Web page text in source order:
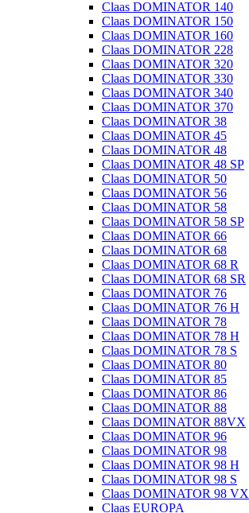
Claas DOMINATOR 140
Claas DOMINATOR 150
Claas DOMINATOR 160
Claas DOMINATOR 228
Claas DOMINATOR 320
Claas DOMINATOR 330
Claas DOMINATOR 340
Claas DOMINATOR 370
Claas DOMINATOR 38
Claas DOMINATOR 45
Claas DOMINATOR 48
Claas DOMINATOR 48 SP
Claas DOMINATOR 50
Claas DOMINATOR 56
Claas DOMINATOR 58
Claas DOMINATOR 58 SP
Claas DOMINATOR 66
Claas DOMINATOR 68
Claas DOMINATOR 68 R
Claas DOMINATOR 68 SR
Claas DOMINATOR 76
Claas DOMINATOR 76 H
Claas DOMINATOR 78
Claas DOMINATOR 78 H
Claas DOMINATOR 78 S
Claas DOMINATOR 80
Claas DOMINATOR 85
Claas DOMINATOR 86
Claas DOMINATOR 88
Claas DOMINATOR 88VX
Claas DOMINATOR 96
Claas DOMINATOR 98
Claas DOMINATOR 98 H
Claas DOMINATOR 98 S
Claas DOMINATOR 98 VX
Claas EUROPA